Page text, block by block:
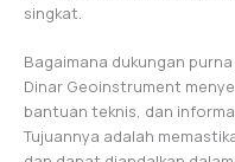
singkat.
Bagaimana dukungan
Dinar Geoinstrument
bantuan teknis, dan
Tujuannya adalah